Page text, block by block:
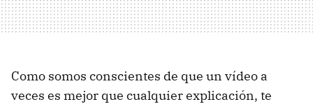
Como somos conscientes de que un vídeo a
veces es mejor que cualquier explicación, te